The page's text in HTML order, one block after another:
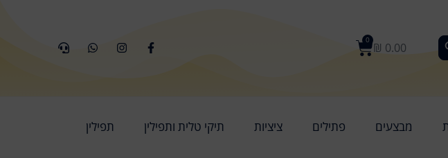
₪ 0.00
0
מבצעים פתילים ציציות תיקי טלית ותפילין תפילין